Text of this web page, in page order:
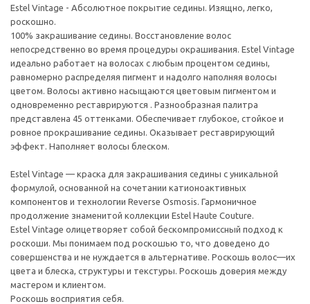
Estel Vintage - Абсолютное покрытие седины. Изящно, легко,
роскошно.
100% закрашивание седины. Восстановление волос
непосредственно во время процедуры окрашивания. Estel Vintage
идеально работает на волосах с любым процентом седины,
равномерно распределяя пигмент и надолго наполняя волосы
цветом. Волосы активно насыщаются цветовым пигментом и
одновременно реставрируются . Разнообразная палитра
представлена 45 оттенками. Обеспечивает глубокое, стойкое и
ровное прокрашивание седины. Оказывает реставрирующий
эффект. Наполняет волосы блеском.
Estel Vintage — краска для закрашивания седины с уникальной
формулой, основанной на сочетании катионоактивных
компонентов и технологии Reverse Osmosis. Гармоничное
продолжение знаменитой коллекции Estel Haute Couture.
Estel Vintage олицетворяет собой бескомпромиссный подход к
роскоши. Мы понимаем под роскошью то, что доведено до
совершенства и не нуждается в альтернативе. Роскошь волос—их
цвета и блеска, структуры и текстуры. Роскошь доверия между
мастером и клиентом.
Роскошь восприятия себя.